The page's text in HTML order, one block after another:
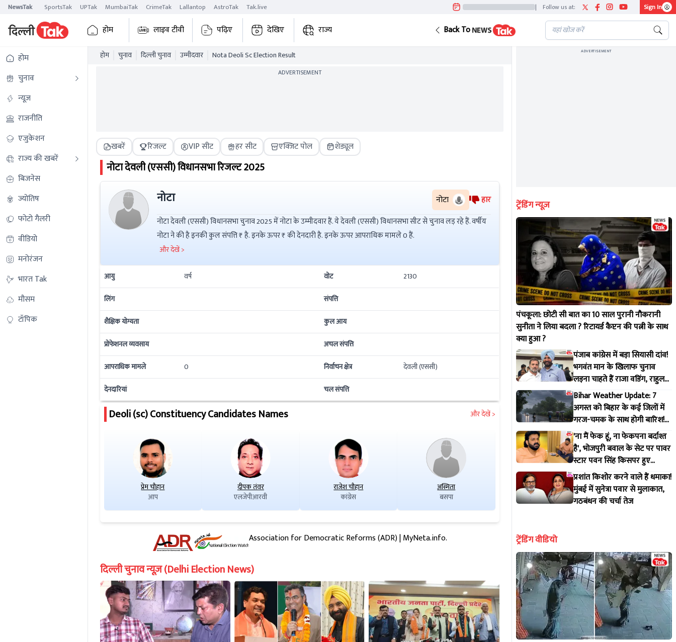
NewsTak SportsTak UPTak MumbaiTak CrimeTak Lallantop AstroTak Tak.live | Follow us at: Sign In
होम लाइव टीवी पढ़िए देखिए राज्य Back To
होम
चुनाव
न्यूज़
राजनीति
एजुकेशन
राज्य की खबरें
बिजनेस
ज्योतिष
फोटो गैलरी
वीडियो
मनोरंजन
भारत Tak
मौसम
टॉपिक
होम चुनाव दिल्ली चुनाव उम्मीदवार Nota Deoli Sc Election Result
ADVERTISEMENT
खबरें रिजल्ट VIP सीट हर सीट एक्जिट पोल शेड्यूल
नोटादेवली (एससी)विधानसभा रिजल्ट2025
नोटा नोटा हार
नोटा देवली (एससी) विधानसभा चुनाव 2025 में नोटा के उम्मीदवार हैं. ये देवली (एससी) विधानसभा सीट से चुनाव लड़ रहे हैं. वर्षीय
नोटा ने की है इनकी कुल संपत्ति ₹ है. इनके ऊपर ₹ की देनदारी है. इनके ऊपर आपराधिक मामले 0 हैं.
और देखें >
आयु वर्ष वोट
2130
लिंग
संपत्ति
शैक्षिक योग्यता
कुल आय
प्रोफेशनल व्यवसाय
अचल संपत्ति
आपराधिक मामले
0 निर्वाचन क्षेत्र
देवली (एससी)
देनदारियां
चल संपत्ति
Deoli (sc)Constituency Candidates Names और देखें >
प्रेम चौहान
आप
दीपक तंवर
एलजेपीआरवी
राजेश चौहान
कांग्रेस
अस्मिता
बसपा
राजा राम
भार्प
बचन राम
एमएटीबीएसपी
Association for Democratic Reforms (ADR) | MyNeta.info.
दिल्ली चुनाव न्यूज़ (Delhi Election News)
ADVERTISEMENT
ट्रेंडिंग न्यूज़
पंचकूला: छोटी सी बात का 10 साल पुरानी नौकरानी
सुनीता ने लिया बदला ? रिटायर्ड कैप्टन की पत्नी के साथ
क्या हुआ ?
पंजाब कांग्रेस में बड़ा सियासी दांव!
भगवंत मान के खिलाफ चुनाव
लड़ना चाहते हैं राजा वडिंग, राहुल
गांधी से मांगी हरी झंडी
Bihar Weather Update: 7
अगस्त को बिहार के कई जिलों में
गरज-चमक के साथ होगी बारिश!
IMD ने जारी किया अलर्ट
'ना मैं फेक हूं, ना फेकपना बर्दाश्त
है', भोजपुरी बवाल के सेट पर पावर
स्टार पवन सिंह किसपर हुए
आगबबूला?
प्रशांत किशोर करने वाले हैं धमाका!
मुंबई में सुनेत्रा पवार से मुलाकात,
गठबंधन की चर्चा तेज
ट्रेंडिंग वीडियो